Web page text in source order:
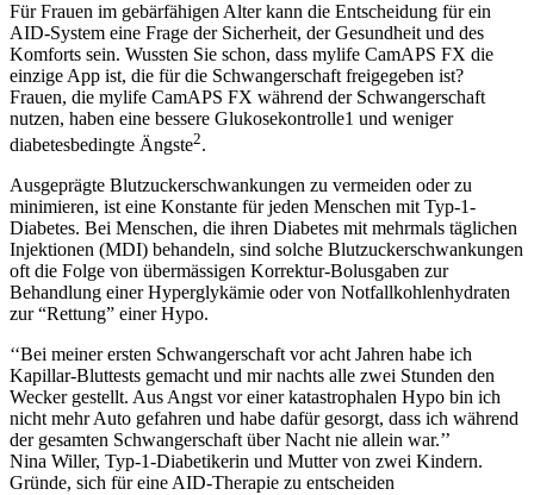
Für Frauen im gebärfähigen Alter kann die Entscheidung für ein
AID-System eine Frage der Sicherheit, der Gesundheit und des
Komforts sein. Wussten Sie schon, dass mylife CamAPS FX die
einzige App ist, die für die Schwangerschaft freigegeben ist?
Frauen, die mylife CamAPS FX während der Schwangerschaft
nutzen, haben eine bessere Glukosekontrolle1 und weniger
diabetesbedingte Ängste2.
Ausgeprägte Blutzuckerschwankungen zu vermeiden oder zu
minimieren, ist eine Konstante für jeden Menschen mit Typ-1-
Diabetes. Bei Menschen, die ihren Diabetes mit mehrmals täglichen
Injektionen (MDI) behandeln, sind solche Blutzuckerschwankungen
oft die Folge von übermässigen Korrektur-Bolusgaben zur
Behandlung einer Hyperglykämie oder von Notfallkohlenhydraten
zur “Rettung” einer Hypo.
‘‘Bei meiner ersten Schwangerschaft vor acht Jahren habe ich
Kapillar-Bluttests gemacht und mir nachts alle zwei Stunden den
Wecker gestellt. Aus Angst vor einer katastrophalen Hypo bin ich
nicht mehr Auto gefahren und habe dafür gesorgt, dass ich während
der gesamten Schwangerschaft über Nacht nie allein war.’’
Nina Willer, Typ-1-Diabetikerin und Mutter von zwei Kindern.
Gründe, sich für eine AID-Therapie zu entscheiden